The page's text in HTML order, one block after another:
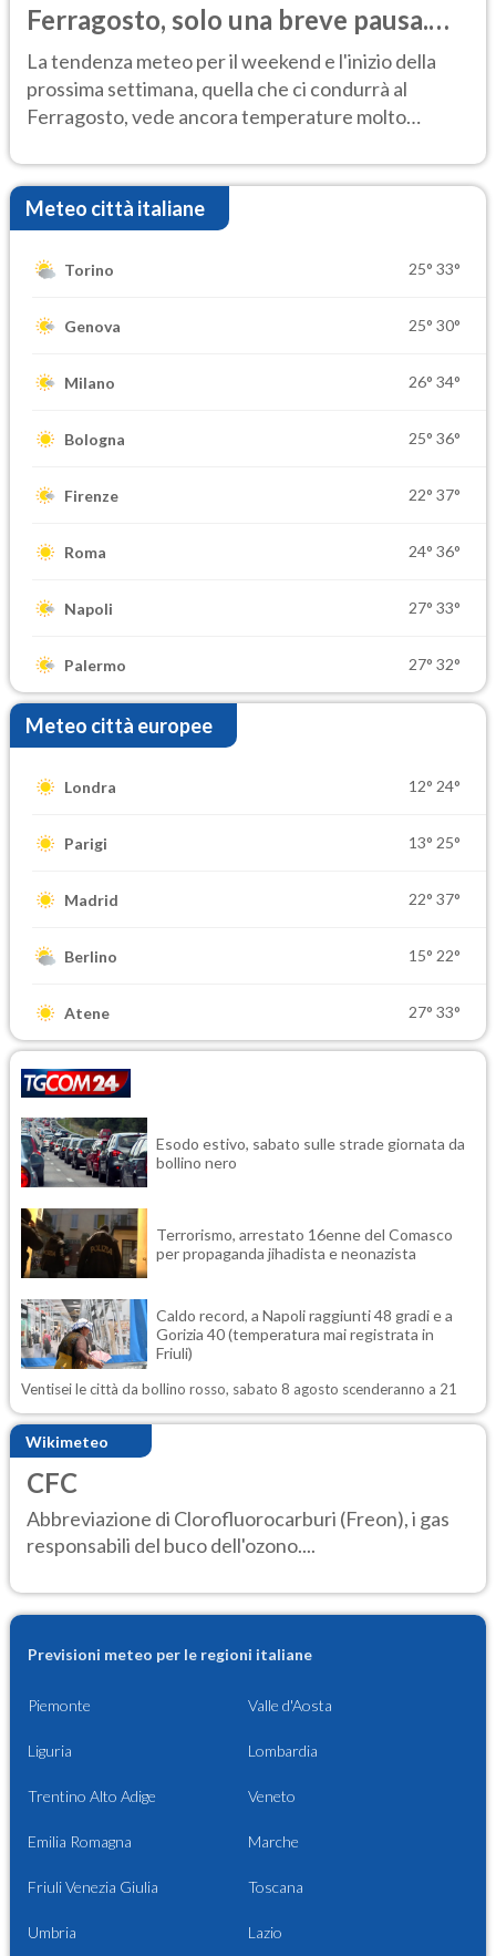
Ferragosto, solo una breve pausa.
Ecco dove
La tendenza meteo per il weekend e l'inizio della
prossima settimana, quella che ci condurrà al
Ferragosto, vede ancora temperature molto
Meteo città italiane
Torino 25° 33°
Genova 25° 30°
Milano 26° 34°
Bologna 25° 36°
Firenze 22° 37°
Roma 24° 36°
Napoli 27° 33°
Palermo 27° 32°
Meteo città europee
Londra 12° 24°
Parigi 13° 25°
Madrid 22° 37°
Berlino 15° 22°
Atene 27° 33°
Esodo estivo, sabato sulle strade giornata da
bollino nero
Terrorismo, arrestato 16enne del Comasco
per propaganda jihadista e neonazista
Caldo record, a Napoli raggiunti 48 gradi e a
Gorizia 40 (temperatura mai registrata in
Friuli)
Ventisei le città da bollino rosso, sabato 8 agosto scenderanno a 21
Wikimeteo
CFC
Abbreviazione di Clorofluorocarburi (Freon), i gas
responsabili del buco dell'ozono....
Previsioni meteo per le regioni italiane
Piemonte Valle d'Aosta
Liguria Lombardia
Trentino Alto Adige Veneto
Emilia Romagna Marche
Friuli Venezia Giulia Toscana
Umbria Lazio